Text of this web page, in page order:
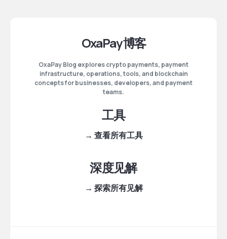
OxaPay 博客
OxaPay Blog explores crypto payments, payment
infrastructure, operations, tools, and blockchain
concepts for businesses, developers, and payment
teams.
工具
→ 查看所有工具
深度见解
→ 探索所有见解